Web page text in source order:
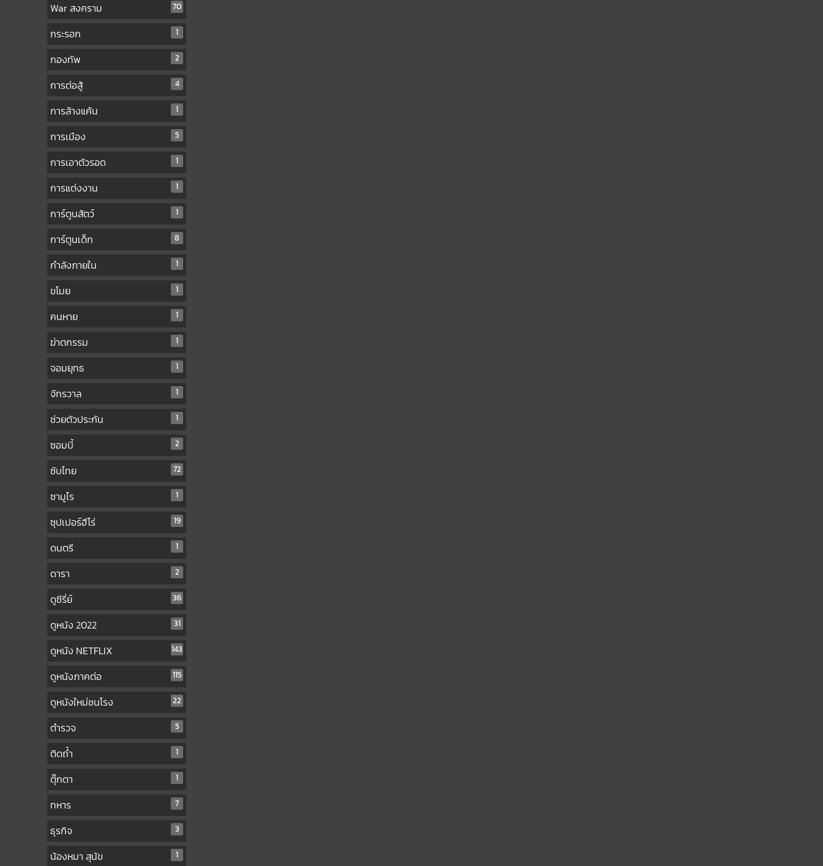
War สงคราม 70
กระรอก 1
กองทัพ 2
การต่อสู้ 4
การล้างแค้น 1
การเมือง 5
การเอาตัวรอด 1
การแต่งงาน 1
การ์ตูนสัตว์ 1
การ์ตูนเด็ก 8
กำลังภายใน 1
ขโมย 1
คนหาย 1
ฆ่าตกรรม 1
จอมยุทธ 1
จักรวาล 1
ช่วยตัวประกัน 1
ซอมบี้ 2
ซับไทย 72
ซามูไร 1
ซุปเปอร์ฮีโร่ 19
ดนตรี 1
ดารา 2
ดูซีรี่ย์ 36
ดูหนัง 2022 31
ดูหนัง NETFLIX 143
ดูหนังภาคต่อ 115
ดูหนังใหม่ชนโรง 22
ตำรวจ 5
ติดถ้ำ 1
ตุ๊กตา 1
ทหาร 7
ธุรกิจ 3
น้องหมา สุนัข 1